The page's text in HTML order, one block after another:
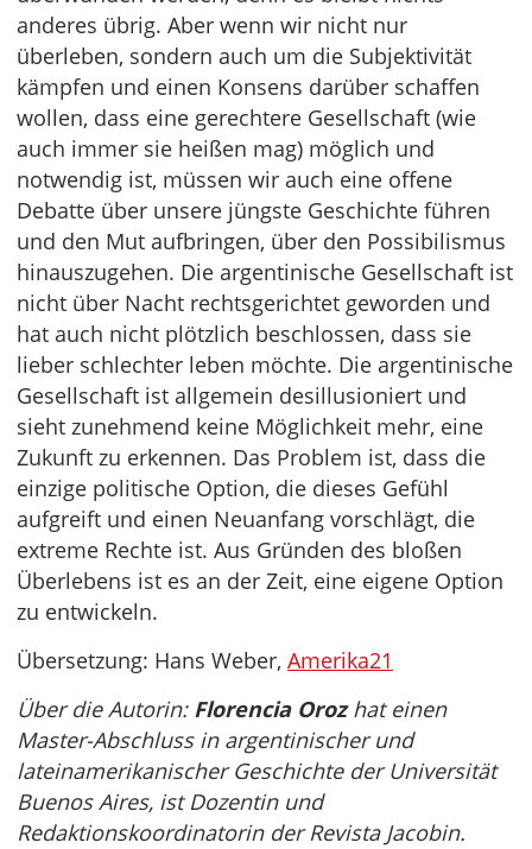
anderes übrig. Aber wenn wir nicht nur
überleben, sondern auch um die Subjektivität
kämpfen und einen Konsens darüber schaffen
wollen, dass eine gerechtere Gesellschaft (wie
auch immer sie heißen mag) möglich und
notwendig ist, müssen wir auch eine offene
Debatte über unsere jüngste Geschichte führen
und den Mut aufbringen, über den Possibilismus
hinauszugehen. Die argentinische Gesellschaft ist
nicht über Nacht rechtsgerichtet geworden und
hat auch nicht plötzlich beschlossen, dass sie
lieber schlechter leben möchte. Die argentinische
Gesellschaft ist allgemein desillusioniert und
sieht zunehmend keine Möglichkeit mehr, eine
Zukunft zu erkennen. Das Problem ist, dass die
einzige politische Option, die dieses Gefühl
aufgreift und einen Neuanfang vorschlägt, die
extreme Rechte ist. Aus Gründen des bloßen
Überlebens ist es an der Zeit, eine eigene Option
zu entwickeln.
Übersetzung: Hans Weber, Amerika21
Über die Autorin: Florencia Orozhat einen
Master-Abschluss in argentinischer und
lateinamerikanischer Geschichte der Universität
Buenos Aires, ist Dozentin und
Redaktionskoordinatorin der Revista Jacobin.